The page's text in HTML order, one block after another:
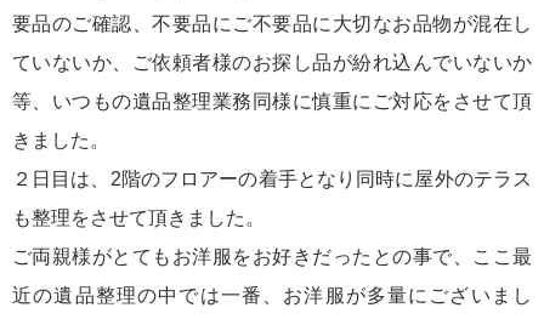
要品のご確認、不要品にご不要品に大切なお品物が混在し
ていないか、ご依頼者様のお探し品が紛れ込んでいないか
等、いつもの遺品整理業務同様に慎重にご対応をさせて頂
きました。
２日目は、2階のフロアーの着手となり同時に屋外のテラス
も整理をさせて頂きました。
ご両親様がとてもお洋服をお好きだったとの事で、ここ最
近の遺品整理の中では一番、お洋服が多量にございまし